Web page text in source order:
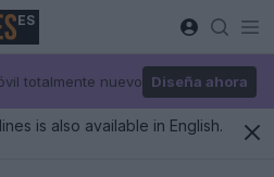
ES
totalmente nuevo Diseña ahora
is also available in English.